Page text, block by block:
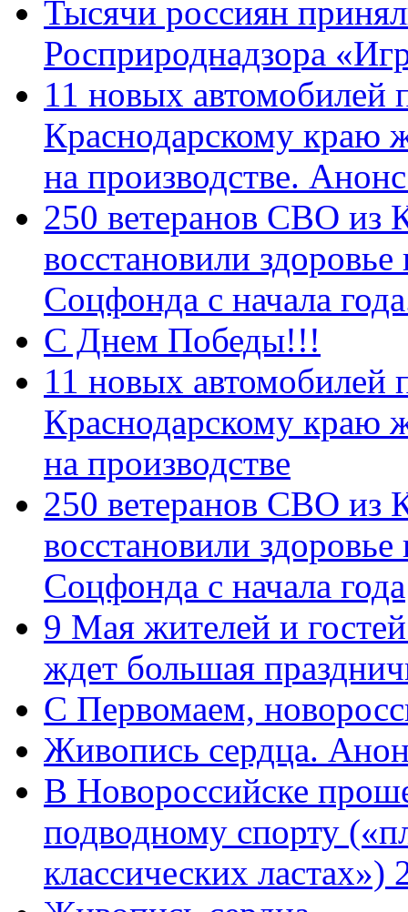
Тысячи россиян
Росприроднадзора
11 новых автомобилей
Краснодарскому краю
на производстве.
250 ветеранов СВО из
восстановили
Соцфонда с начала
С Днем Победы!!!
11 новых автомобилей
Краснодарскому краю
на производстве
250 ветеранов СВО из
восстановили
Соцфонда с начала года
9 Мая жителей и
ждет большая
C Первомаем,
Живопись сердца.
В Новороссийске
подводному спорту
классических